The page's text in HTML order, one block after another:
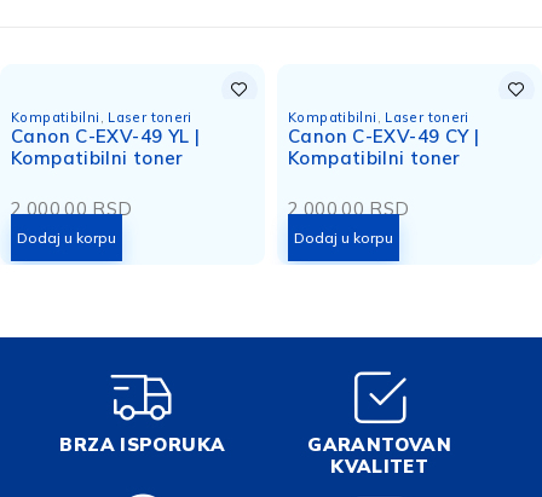
Kompatibilni , Laser toneri
Canon C-EXV-49 YL |
Kompatibilni toner
2.000,00RSD
Dodaj u korpu
Kompatibilni , Laser toneri
Canon C-EXV-49 CY |
Kompatibilni toner
2.000,00RSD
Dodaj u korpu
BRZA ISPORUKA
GARANTOVAN
KVALITET